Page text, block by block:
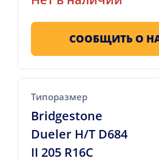
СООБЩИТЬ О
Типоразмер
Bridgestone
Dueler H/T D684
II 205 R16C